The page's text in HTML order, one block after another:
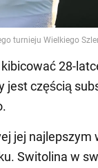
28-
jest częścią
jej najlepszym
Switolina w